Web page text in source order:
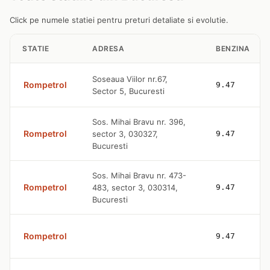
Click pe numele statiei pentru preturi detaliate si evolutie.
STATIE ADRESA BENZINA
Rompetrol
Soseaua Viilor nr.67,
Sector 5, Bucuresti
9.47
Rompetrol
Sos. Mihai Bravu nr. 396,
sector 3, 030327,
Bucuresti
9.47
Rompetrol
Sos. Mihai Bravu nr. 473-
483, sector 3, 030314,
Bucuresti
9.47
Rompetrol 9.47